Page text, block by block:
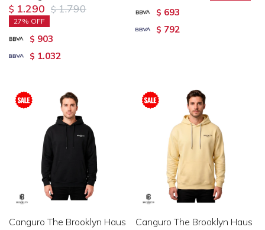
$ 1.290 $ 1.790
27
$ 903
$ 1.032
$ 693
$ 792
Canguro The Brooklyn Haus
Canguro The Brooklyn Haus